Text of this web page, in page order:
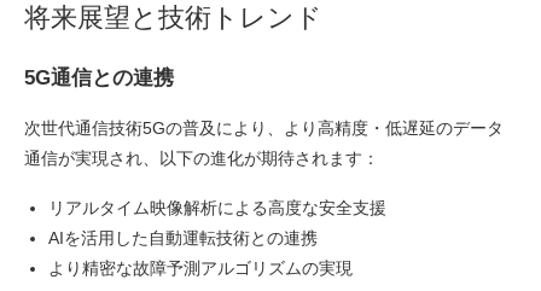
将来展望と技術トレンド
5G通信との連携
次世代通信技術5Gの普及により、より高精度・低遅延のデータ
通信が実現され、以下の進化が期待されます：
リアルタイム映像解析による高度な安全支援
AIを活用した自動運転技術との連携
より精密な故障予測アルゴリズムの実現